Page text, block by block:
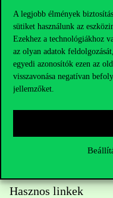
A legjobb élmények
sütiket használunk az
Ezekhez a technológiákhoz
az olyan adatok
egyedi azonosítók ezen az
visszavonása negatívan
jellemzőket.
Oktatói elérhetőségek
HUB jelenlegi
Sajtó:press@uni-
Hasznos linkek